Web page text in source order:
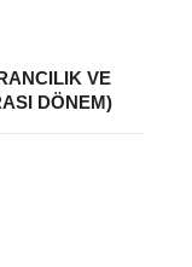
VE
DÖNEM)